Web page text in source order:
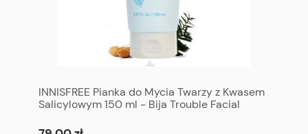
INNISFREE Pianka do Mycia Twarzy z Kwasem
Salicylowym 150 ml - Bija Trouble Facial